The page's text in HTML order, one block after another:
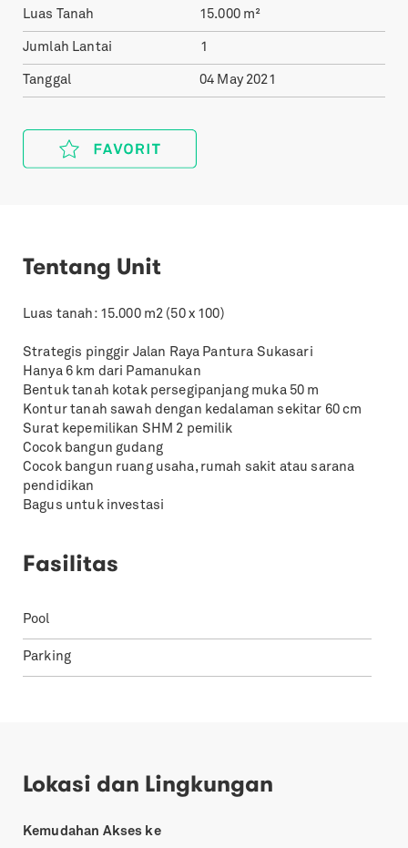
Luas Tanah 15.000m²
Jumlah Lantai 1
Tanggal 04 May 2021
Tentang Unit
Luas tanah: 15.000 m2 (50 x 100)
Strategis pinggir Jalan Raya Pantura Sukasari
Hanya 6 km dari Pamanukan
Bentuk tanah kotak persegipanjang muka 50 m
Kontur tanah sawah dengan kedalaman sekitar 60 cm
Surat kepemilikan SHM 2 pemilik
Cocok bangun gudang
Cocok bangun ruang usaha, rumah sakit atau sarana
pendidikan
Bagus untuk investasi
Fasilitas
Pool
Parking
Lokasi dan Lingkungan
Kemudahan Akses ke